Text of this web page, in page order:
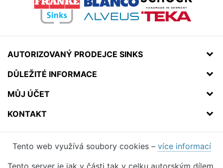
AUTORIZOVANÝ PRODEJCE SINKS
DŮLEŽITÉ INFORMACE
MŮJ ÚČET
KONTAKT
Tento web využívá soubory cookies – více informací